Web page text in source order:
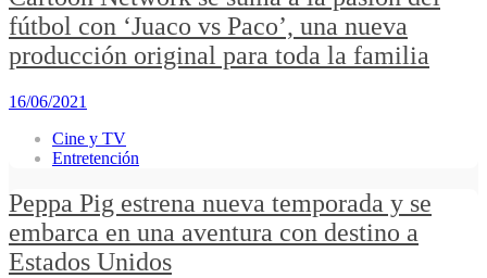
fútbol con ‘Juaco vs Paco’, una nueva
producción original para toda la familia
16/06/2021
Cine y TV
Entretención
Peppa Pig estrena nueva temporada y se
embarca en una aventura con destino a
Estados Unidos